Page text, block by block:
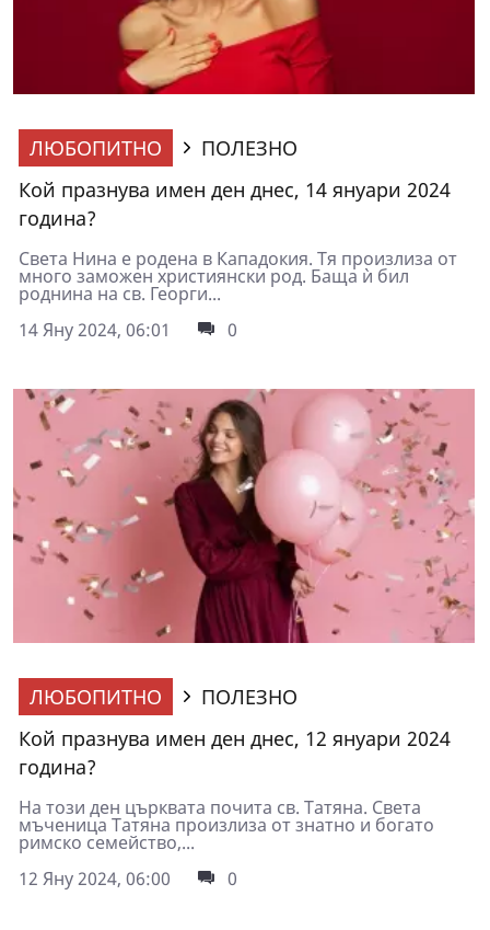
ЛЮБОПИТНО
ПОЛЕЗНО
Кой празнува имен ден днес, 14 януари 2024
година?
Света Нина е родена в Кападокия. Тя произлиза от
много заможен християнски род. Баща ѝ бил
роднина на св. Георги...
14 Яну 2024, 06:01
0
ЛЮБОПИТНО
ПОЛЕЗНО
Кой празнува имен ден днес, 12 януари 2024
година?
На този ден църквата почита св. Татяна. Света
мъченица Татяна произлиза от знатно и богато
римско семейство,...
12 Яну 2024, 06:00
0